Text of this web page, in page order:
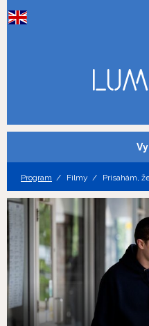
Program Filmy Prisahám,